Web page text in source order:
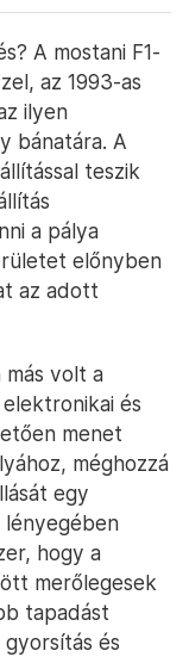
A mostani F1-
az 1993-as
ilyen
bánatára. A
teszik
a pálya
előnyben
az adott
volt a
és
menet
méghozzá
egy
hogy a
merőlegesek
tapadást
és